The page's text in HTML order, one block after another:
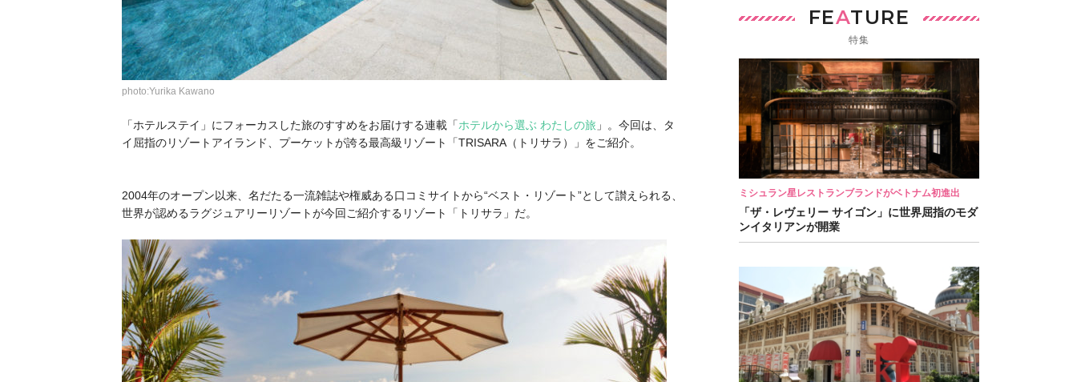
photo:Yurika Kawano
「ホテルステイ」にフォーカスした旅のすすめをお届けする連載「ホテルから選ぶ わたしの旅 」。今回は、タ
イ屈指のリゾートアイランド、プーケットが誇る最高級リゾート「TRISARA（トリサラ）」をご紹介。
2004年のオープン以来、名だたる一流雑誌や権威ある口コミサイトから“ベスト・リゾート”として讃えられる、
世界が認めるラグジュアリーリゾートが今回ご紹介するリゾート「トリサラ」だ。
FEATURE
特集
ミシュラン星レストランブランドがベトナム初進出
「ザ・レヴェリー サイゴン」に世界屈指のモダ
ンイタリアンが開業